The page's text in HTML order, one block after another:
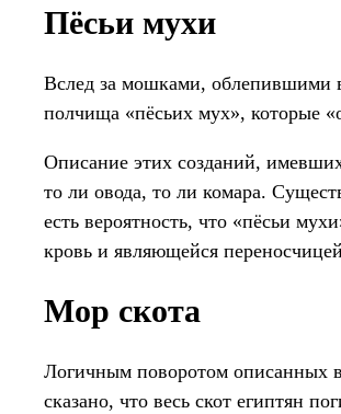
Пёсьи мухи
Вслед за мошками, облепившими
полчища «пёсьих мух», которые
Описание этих созданий,
то ли овода, то ли комара.
есть вероятность, что «пёсьи
кровь и являющейся
Мор скота
Логичным поворотом описанных
сказано, что весь скот египтян